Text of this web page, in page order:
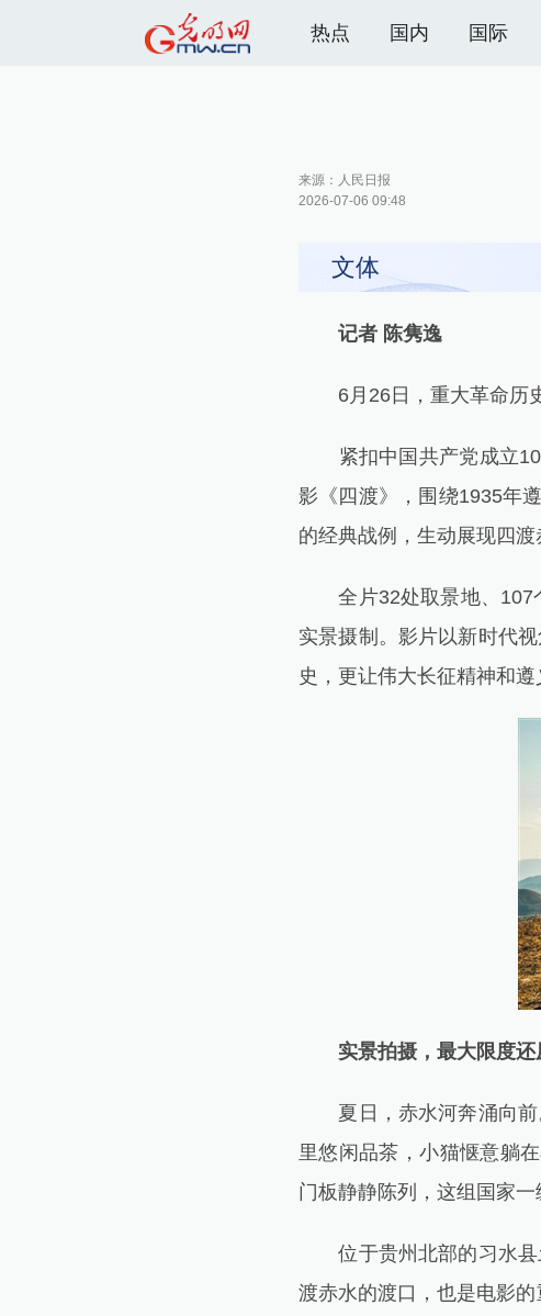
热点 国内 国际
来源： 人民日报
2026-07-06 09:48
文体
记者 陈隽逸
6月26日，重大革命历史
紧扣中国共产党成立105
影《四渡》，围绕1935年
的经典战例，生动展现四渡
全片32处取景地、107个
实景摄制。影片以新时代
史，更让伟大长征精神和遵
实景拍摄，最大限度还
夏日，赤水河奔涌向前
里悠闲品茶，小猫惬意躺
门板静静陈列，这组国家
位于贵州北部的习水县
渡赤水的渡口，也是电影的